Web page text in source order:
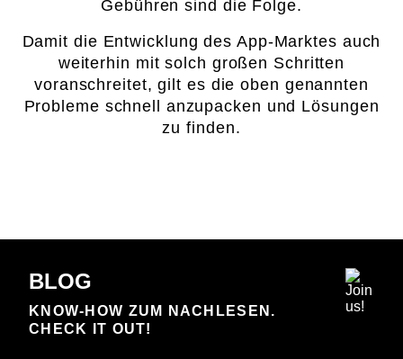
Gebühren sind die Folge.
Damit die Entwicklung des App-Marktes auch
weiterhin mit solch großen Schritten
voranschreitet, gilt es die oben genannten
Probleme schnell anzupacken und Lösungen
zu finden.
BLOG
KNOW-HOW ZUM NACHLESEN.
CHECK IT OUT!